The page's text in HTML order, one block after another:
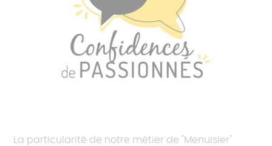
La particularité de notre métier de "Menuisier"